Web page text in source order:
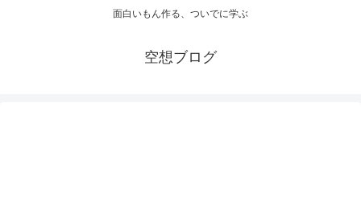
面白いもん作る、ついでに学ぶ
空想ブログ